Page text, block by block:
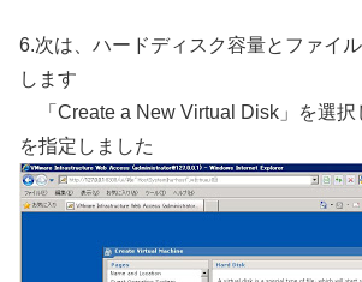
6.次は、ハードディスク容量とファイ
します
「Create a New Virtual Disk」を選択
を指定しました